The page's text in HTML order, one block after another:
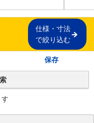
仕様・寸法
で絞り込む
保存